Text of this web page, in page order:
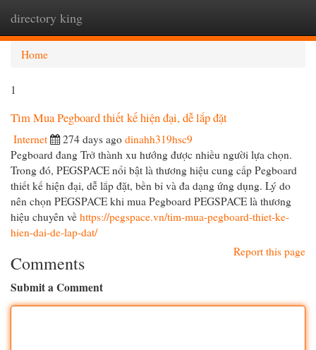
directory king
Home
1
Tìm Mua Pegboard thiết kế hiện đại, dễ lắp đặt
Internet 274 days ago dinahh319hsc9
Pegboard đang Trở thành xu hướng được nhiều người lựa chọn.
Trong đó, PEGSPACE nổi bật là thương hiệu cung cấp Pegboard
thiết kế hiện đại, dễ lắp đặt, bền bỉ và đa dạng ứng dụng. Lý do
nên chọn PEGSPACE khi mua Pegboard PEGSPACE là thương
hiệu chuyên về https://pegspace.vn/tim-mua-pegboard-thiet-ke-
hien-dai-de-lap-dat/
Report this page
Comments
Submit a Comment